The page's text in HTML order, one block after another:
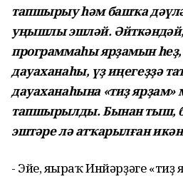
тапшырыу һәм башҡа
уңышлы эшләй.
программаһы ярҙамын һеҙ,
дауаханаһы, үҙ иңегеҙҙә
дауаханаһына «тиҙ
тапшырылды. Бынан тыш,
эштәре лә атҡарылған
- Эйе, яңыраҡ Инйәрҙәге «тиҙ